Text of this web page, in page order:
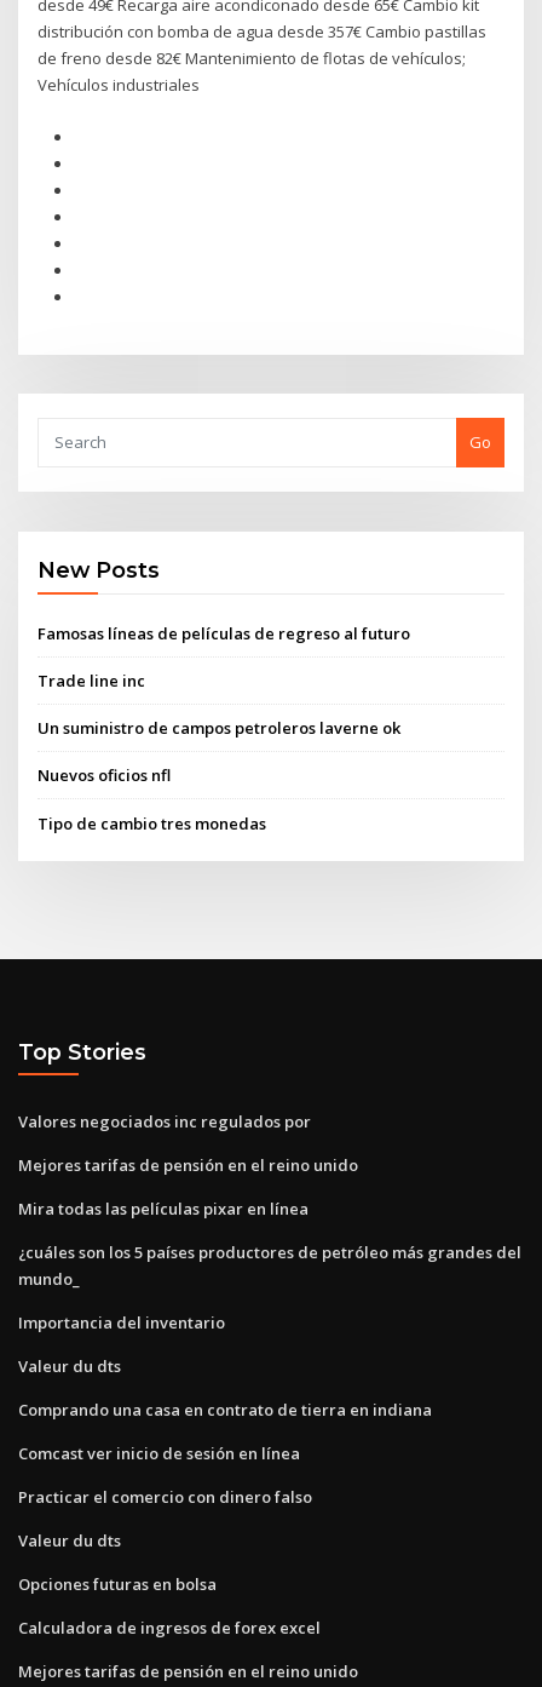
desde 49€ Recarga aire acondiconado desde 65€ Cambio kit
distribución con bomba de agua desde 357€ Cambio pastillas
de freno desde 82€ Mantenimiento de flotas de vehículos;
Vehículos industriales
Go
New Posts
Famosas líneas de películas de regreso al futuro
Trade line inc
Un suministro de campos petroleros laverne ok
Nuevos oficios nfl
Tipo de cambio tres monedas
Top Stories
Valores negociados inc regulados por
Mejores tarifas de pensión en el reino unido
Mira todas las películas pixar en línea
¿cuáles son los 5 países productores de petróleo más grandes del
mundo_
Importancia del inventario
Valeur du dts
Comprando una casa en contrato de tierra en indiana
Comcast ver inicio de sesión en línea
Practicar el comercio con dinero falso
Valeur du dts
Opciones futuras en bolsa
Calculadora de ingresos de forex excel
Mejores tarifas de pensión en el reino unido